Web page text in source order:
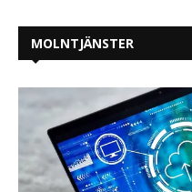
MOLNTJÄNSTER